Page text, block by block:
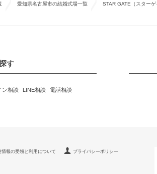
愛知県名古屋市の結婚式場一覧 STAR GATE（スター
す
ン相談 LINE相談 電話相談
情報の受領と利用について プライバシーポリシー